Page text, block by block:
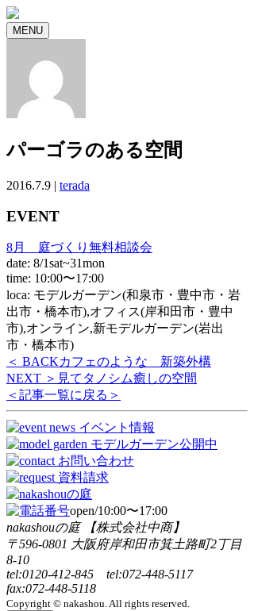
MENU
パーゴラのある空間
2016.7.9 | terada
EVENT
8月 庭づくり無料相談会
date: 8/1sat~31mon
time: 10:00〜17:00
loca: モデルガーデン(和泉市・豊中市・岩
出市・橋本市),オフィス(岸和田市・豊中
市),オンライン,新モデルガーデン(岩出
市・橋本市)
＜ BACKカフェのような 新築外構
NEXT ＞ 見てタノシム癒しの空間
＜記事一覧に戻る＞
open/10:00〜17:00
nakashouの庭 【株式会社中商】
〒596-0801 大阪府岸和田市箕土路町2丁目
8-10
tel:0120-412-845 tel:072-448-5117
fax:072-448-5118
Copyright © nakashou. All rights reserved.